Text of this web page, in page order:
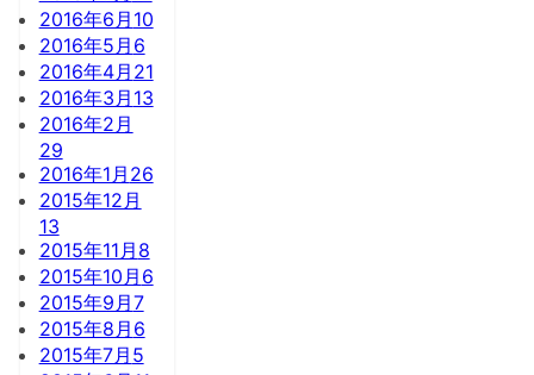
2016年6月 10
2016年5月 6
2016年4月 21
2016年3月 13
2016年2月
29
2016年1月 26
2015年12月
13
2015年11月 8
2015年10月 6
2015年9月7
2015年8月 6
2015年7月 5